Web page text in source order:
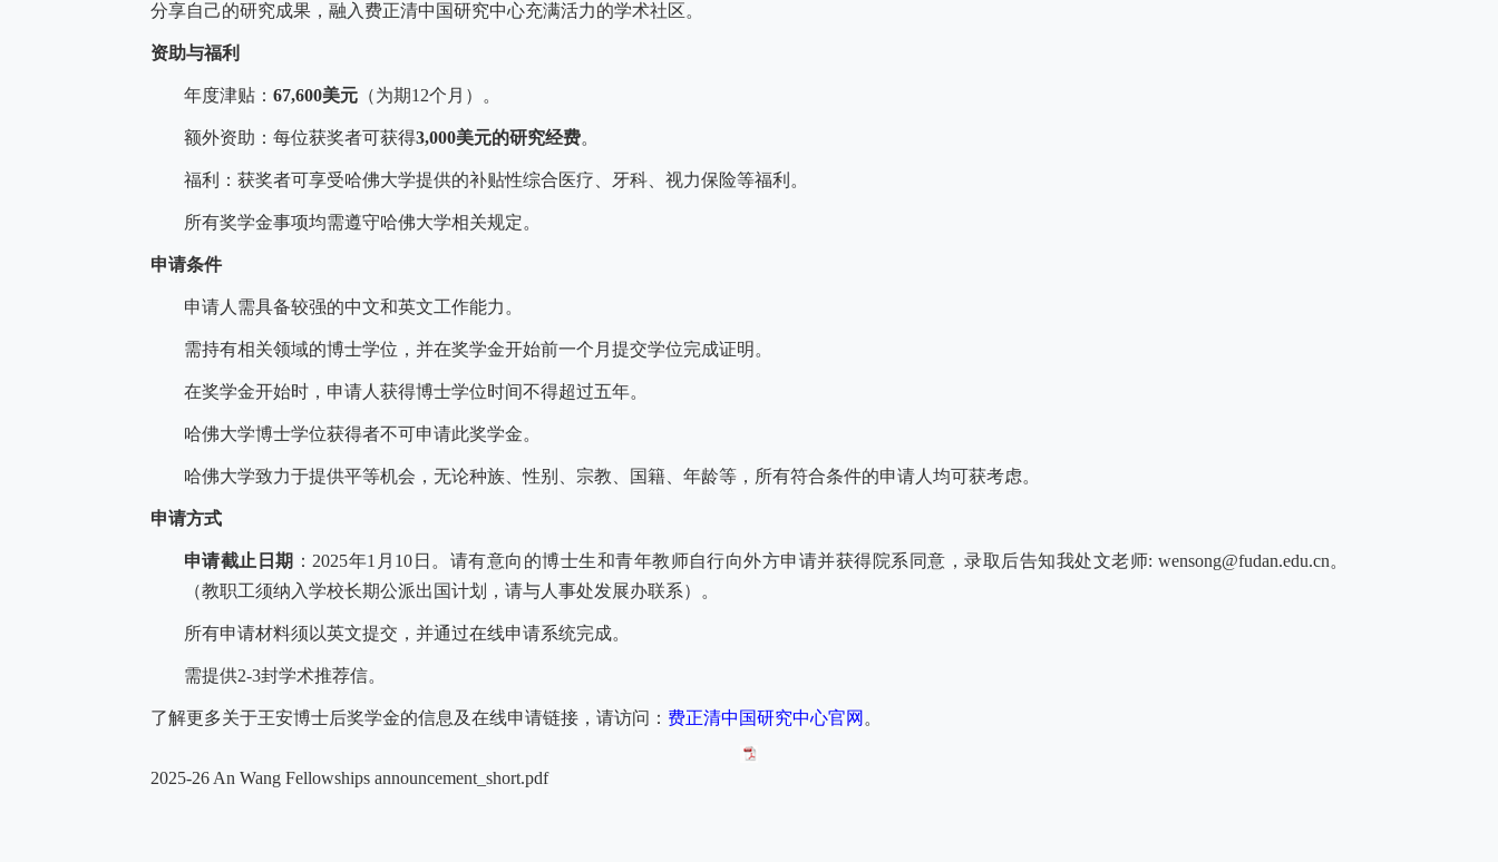
分享自己的研究成果，融入费正清中国研究中心充满活力的学术社区。
资助与福利
年度津贴： 67,600美元 （为期12个月）。
额外资助：每位获奖者可获得3,000美元的研究经费。
福利：获奖者可享受哈佛大学提供的补贴性综合医疗、牙科、视力保险等福利。
所有奖学金事项均需遵守哈佛大学相关规定。
申请条件
申请人需具备较强的中文和英文工作能力。
需持有相关领域的博士学位，并在奖学金开始前一个月提交学位完成证明。
在奖学金开始时，申请人获得博士学位时间不得超过五年。
哈佛大学博士学位获得者不可申请此奖学金。
哈佛大学致力于提供平等机会，无论种族、性别、宗教、国籍、年龄等，所有符合条件的申请人均可获考虑。
申请方式
申请截止日期 ： 2025年1 月 10 日。请有意向的博士生和青年教师自行向外方申请并获得院系同意，录取后告知我处文老师: wensong@fudan.edu.cn。
（教职工须纳入学校长期公派出国计划，请与人事处发展办联系）。
所有申请材料须以英文提交，并通过在线申请系统完成。
需提供2-3封学术推荐信。
了解更多关于王安博士后奖学金的信息及在线申请链接，请访问： 费正清中国研究中心官网 。
2025-26 An Wang Fellowships announcement_short.pdf